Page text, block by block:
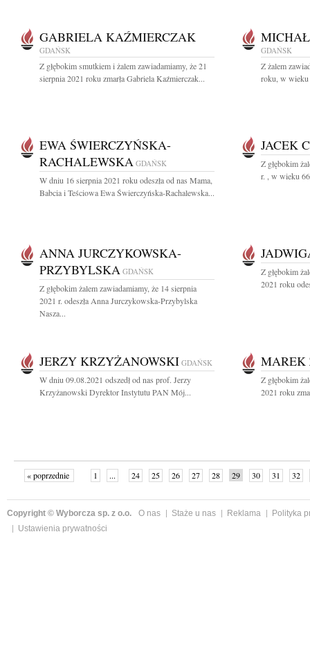
GABRIELA KAŹMIERCZAK
GDAŃSK
Z głębokim smutkiem i żalem zawiadamiamy, że 21
sierpnia 2021 roku zmarła Gabriela Kaźmierczak...
GDAŃSK
Z żalem
roku, w wieku
EWA ŚWIERCZYŃSKA-
RACHALEWSKA GDAŃSK
W dniu 16 sierpnia 2021 roku odeszła od nas Mama,
Babcia i Teściowa Ewa Świerczyńska-Rachalewska...
JACEK
Z głębokim
r. , w wieku
ANNA JURCZYKOWSKA-
PRZYBYLSKA GDAŃSK
Z głębokim żalem zawiadamiamy, że 14 sierpnia
2021 r. odeszła Anna Jurczykowska-Przybylska
Nasza...
Z głębokim
2021 roku
JERZY KRZYŻANOWSKI GDAŃSK
W dniu 09.08.2021 odszedł od nas prof. Jerzy
Krzyżanowski Dyrektor Instytutu PAN Mój...
MAREK
Z głębokim
2021 roku
« poprzednie 1 ... 24 25 26 27 28 29 30 31
32
Copyright © Wyborcza sp. z o.o. O nas Staże u nas Reklama
Polityka
Ustawienia prywatności